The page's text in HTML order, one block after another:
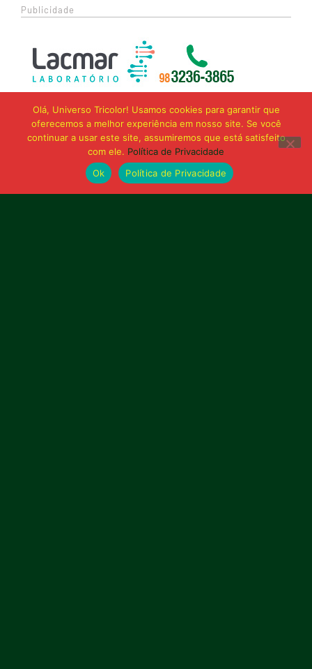
Publicidade
Olá, Universo Tricolor! Usamos cookies para garantir que
oferecemos a melhor experiência em nosso site. Se você
continuar a usar este site, assumiremos que está satisfeito
com ele. Política de Privacidade
Ok
Política de Privacidade